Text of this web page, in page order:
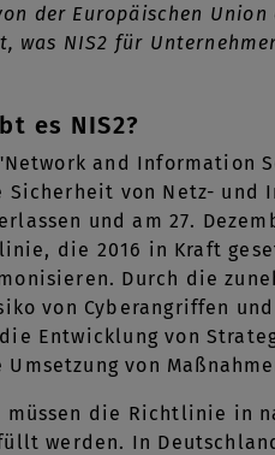
der Europäischen
NIS2 für
es NIS2?
and
Sicherheit von Netz-
und am 27.
die 2016 in Kraft
Durch die
von Cyberangriffen
Entwicklung von
von
die Richtlinie in
werden. In